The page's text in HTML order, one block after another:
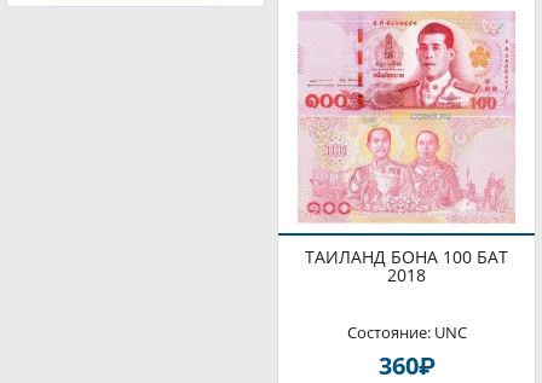
ТАИЛАНД БОНА 100 БАТ
2018
Состояние: UNC
360P